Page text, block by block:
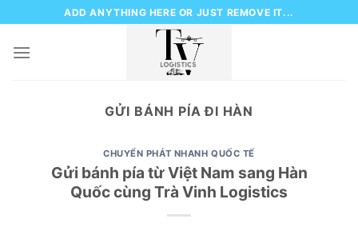
to
content
ADD ANYTHING HERE OR JUST REMOVE IT...
GỬI BÁNH PÍA ĐI HÀN
CHUYỂN PHÁT NHANH QUỐC TẾ
Gửi bánh pía từ Việt Nam sang Hàn
Quốc cùng Trà Vinh Logistics